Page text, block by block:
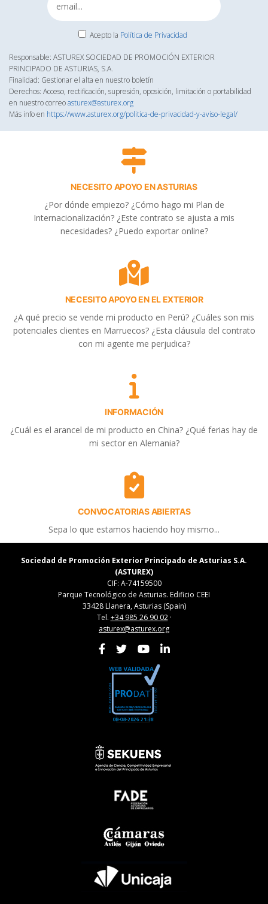
Acepto la Política de Privacidad
Responsable: ASTUREX SOCIEDAD DE PROMOCIÓN EXTERIOR
PRINCIPADO DE ASTURIAS, S.A.
Finalidad: Gestionar el alta en nuestro boletín
Derechos: Acceso, rectificación, supresión, oposición, limitación o portabilidad
en nuestro correoasturex@asturex.org
Más info en https://www.asturex.org/politica-de-privacidad-y-aviso-legal/
NECESITO APOYO EN ASTURIAS
¿Por dónde empiezo? ¿Cómo hago mi Plan de
Internacionalización? ¿Este contrato se ajusta a mis
necesidades? ¿Puedo exportar online?
NECESITO APOYO EN EL EXTERIOR
¿A qué precio se vende mi producto en Perú? ¿Cuáles son mis
potenciales clientes en Marruecos? ¿Esta cláusula del contrato
con mi agente me perjudica?
INFORMACIÓN
¿Cuál es el arancel de mi producto en China? ¿Qué ferias hay de
mi sector en Alemania?
CONVOCATORIAS ABIERTAS
Sepa lo que estamos haciendo hoy mismo...
Sociedad de Promoción Exterior Principado de Asturias S.A.
(ASTUREX)
CIF: A-74159500
Parque Tecnológico de Asturias. Edificio CEEI
33428 Llanera, Asturias (Spain)
Tel. +34 985 26 90 02·
asturex@asturex.org